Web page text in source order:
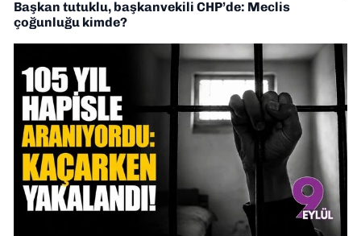
Başkan tutuklu, başkanvekili CHP’de: Meclis
çoğunluğu kimde?